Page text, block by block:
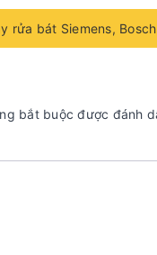
rửa bát Siemens, Bosch
bắt buộc được đánh